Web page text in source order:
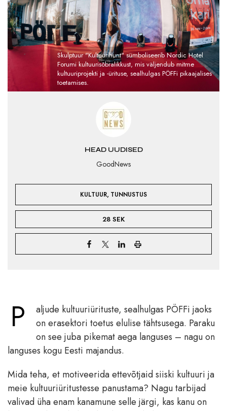
HEAD UUDISED
GoodNews
KULTUUR, TUNNUSTUS
28 SEK
Skulptuur "Kultuurihunt" sümboliseerib Nordic Hotel
Forumi kultuurisõbralikkust, mis väljendub mitme
kultuuriprojekti ja -ürituse, sealhulgas PÖFFi pikaajalises
toetamises.
P
aljude kultuuriürituste, sealhulgas PÖFFi jaoks
on erasektori toetus elulise tähtsusega. Paraku
on see juba pikemat aega languses – nagu on
languses kogu Eesti majandus.
Mida teha, et motiveerida ettevõtjaid siiski kultuuri ja
meie kultuuriüritustesse panustama? Nagu tarbijad
valivad üha enam kanamune selle järgi, kas kanu on